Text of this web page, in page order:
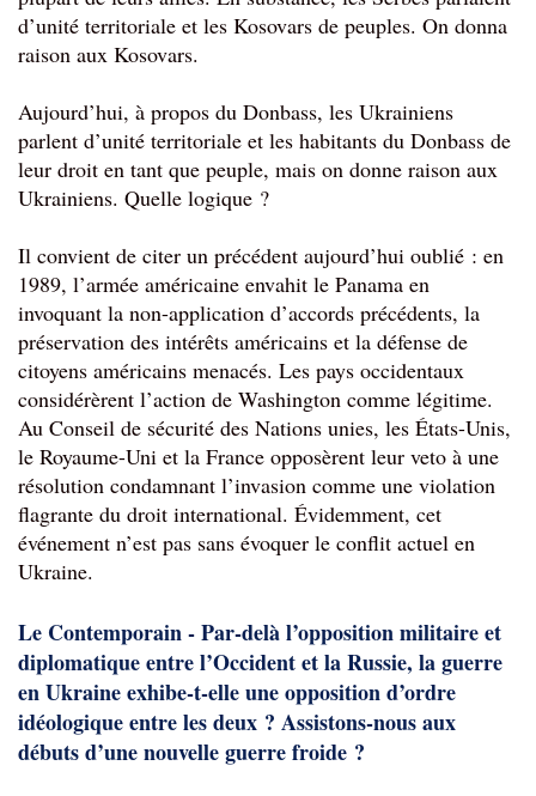
d’unité territoriale et les Kosovars de peuples. On donna
raison aux Kosovars.
Aujourd’hui, à propos du Donbass, les Ukrainiens
parlent d’unité territoriale et les habitants du Donbass de
leur droit en tant que peuple, mais on donne raison aux
Ukrainiens. Quelle logique ?
Il convient de citer un précédent aujourd’hui oublié : en
1989, l’armée américaine envahit le Panama en
invoquant la non-application d’accords précédents, la
préservation des intérêts américains et la défense de
citoyens américains menacés. Les pays occidentaux
considérèrent l’action de Washington comme légitime.
Au Conseil de sécurité des Nations unies, les États-Unis,
le Royaume-Uni et la France opposèrent leur veto à une
résolution condamnant l’invasion comme une violation
flagrante du droit international. Évidemment, cet
événement n’est pas sans évoquer le conflit actuel en
Ukraine.
Le Contemporain - Par-delà l’opposition militaire et
diplomatique entre l’Occident et la Russie, la guerre
en Ukraine exhibe-t-elle une opposition d’ordre
idéologique entre les deux ? Assistons-nous aux
débuts d’une nouvelle guerre froide ?